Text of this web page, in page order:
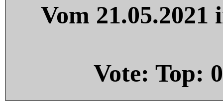
Vom
Vote: Top: 0